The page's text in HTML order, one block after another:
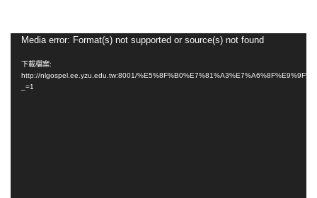
Media error: Format(s) not supported or source(s) not found
下載檔案:
http://nlgospel.ee.yzu.edu.tw:8001/
_=1